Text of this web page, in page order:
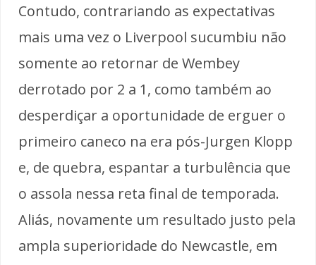
Contudo, contrariando as expectativas
mais uma vez o Liverpool sucumbiu não
somente ao retornar de Wembey
derrotado por 2 a 1, como também ao
desperdiçar a oportunidade de erguer o
primeiro caneco na era pós-Jurgen Klopp
e, de quebra, espantar a turbulência que
o assola nessa reta final de temporada.
Aliás, novamente um resultado justo pela
ampla superioridade do Newcastle, em